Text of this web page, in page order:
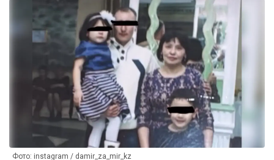
Фото: instagram / damir_za_mir_kz